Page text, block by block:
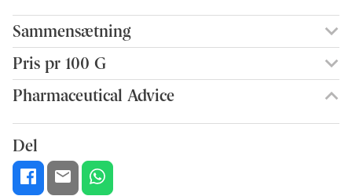
Sammensætning
SKIMMET MÆLK, LAKTOSE (FRA MÆLK), KONCENTRAT AF
DEMINERISERET SEROPROTEIN FRA MÆLK, MALTODEXTRIN,
FØDEVARER (GALACTO-OLIGOSACCHARIDER FRA MÆLK OG
FRUCTO-OLIGOSACCHARIDER), VEGETABLE OLIE (PALMOLIER,
SOLBRØDER, KRAFT) POTASSIUM DIHYDROGENOPHOSPHATE,
KALCIUMTRIFOSFAT, FISKOLIE, KALCIUMKARBONAT,
TRIMAGNESIUMDIRIRAT, POTASSIUM TRICHTREAT, L-
ASKORSYRE, NATURKLORID, EMULSIONANT (SOJABANLECITIN),
POTASSIUMKLORID, VANILLA AROMA, NATRIUML-ASCORBAT,
Pris pr 100 G
2,76€ / 100 g
Pharmaceutical Advice
Del